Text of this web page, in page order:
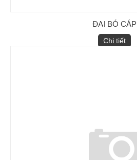
ĐAI BÓ CÁP
Chi tiết